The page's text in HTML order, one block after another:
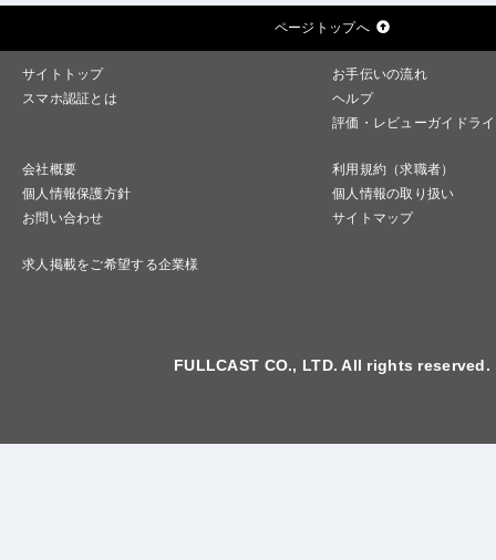
ページトップへ
サイトトップ
お手伝いの流れ
スマホ認証とは
ヘルプ
評価・レビューガイドラ
会社概要
利用規約（求職者）
個人情報保護方針
個人情報の取り扱い
お問い合わせ
サイトマップ
求人掲載をご希望する企業様
FULLCAST CO., LTD. All rights reserved.